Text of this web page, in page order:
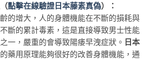
點擊在線驗證日本藤素真偽）：
的增大，人的身體機能在不斷的損耗與
斷的累計毒素，這是直接導致男士性能
一，嚴重的會導致陽痿早洩症狀。 日本
藥用原理能夠很好的改善身體機能，通